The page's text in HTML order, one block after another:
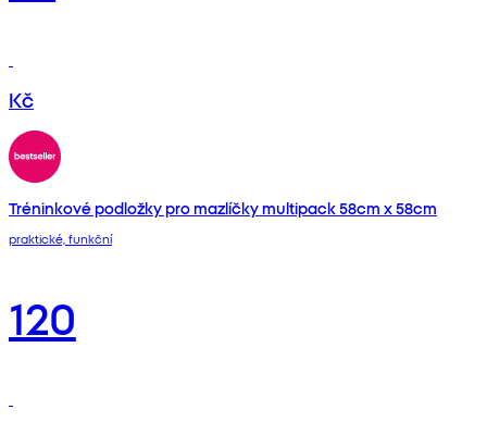
Kč
Tréninkové podložky pro mazlíčky multipack 58cm x 58cm
praktické, funkční
120